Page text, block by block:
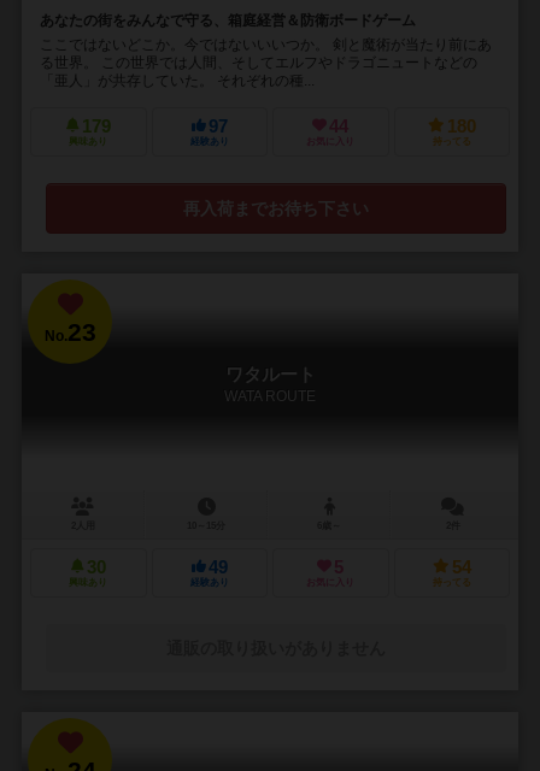
あなたの街をみんなで守る、箱庭経営＆防衛ボードゲーム
ここではないどこか。今ではないいいつか。 剣と魔術が当たり前にあ
る世界。 この世界では人間、そしてエルフやドラゴニュートなどの
「亜人」が共存していた。 それぞれの種...
179
興味あり
97
経験あり
44
お気に入り
180
持ってる
再入荷までお待ち下さい
No.23
ワタルート
WATA ROUTE
30
興味あり
49
経験あり
5
お気に入り
54
持ってる